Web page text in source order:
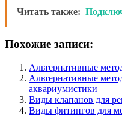
Читать также:
Похожие записи:
Альтернативные
Альтернативные
аквариумистики
Виды клапанов для
Виды фитингов для